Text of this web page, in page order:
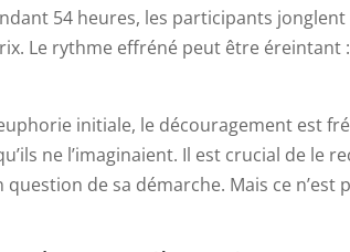
54 heures, les participants
Le rythme effréné peut être
initiale, le découragement est
ne l’imaginaient. Il est crucial de le
de sa démarche. Mais ce